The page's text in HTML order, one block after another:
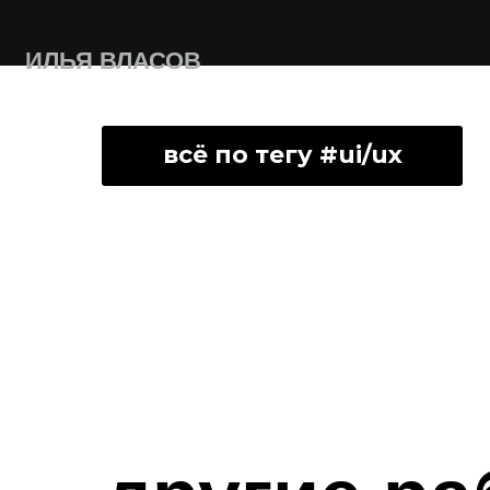
ИЛЬЯ ВЛАСОВ
всё по тегу #ui/ux